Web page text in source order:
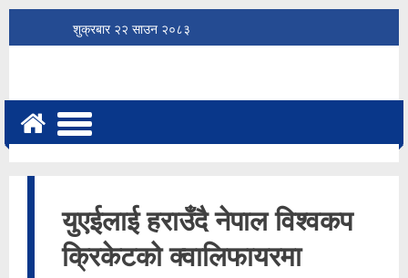
शुक्रबार २२ साउन २०८३
युएईलाई हराउँदै नेपाल विश्वकप
क्रिकेटको क्वालिफायरमा